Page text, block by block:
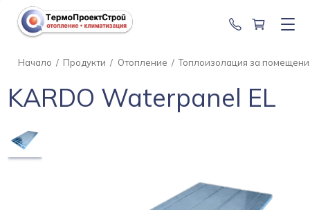
0888 201
Начало / Продукти / Отопление / Топлоизолация за
KARDO Waterpanel EL